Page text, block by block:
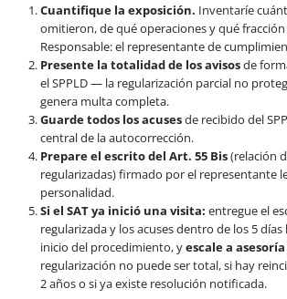
Cuantifique la exposición. Inventaríe
omitieron, de qué operaciones y qué fracción
Responsable: el representante de
Presente la totalidad de los avisosde
el SPPLD — la regularización parcial no
genera multa completa.
Guarde todos los acusesde recibido del
central de la autocorrección.
Prepare el escrito del Art. 55 Bis(relación
regularizadas) firmado por el representante
personalidad.
Si el SAT ya inició una visita: entregue el
regularizada y los acuses dentro de los 5 días
inicio del procedimiento, yescale a
regularización no puede ser total, si hay
2 años o si ya existe resolución notificada.